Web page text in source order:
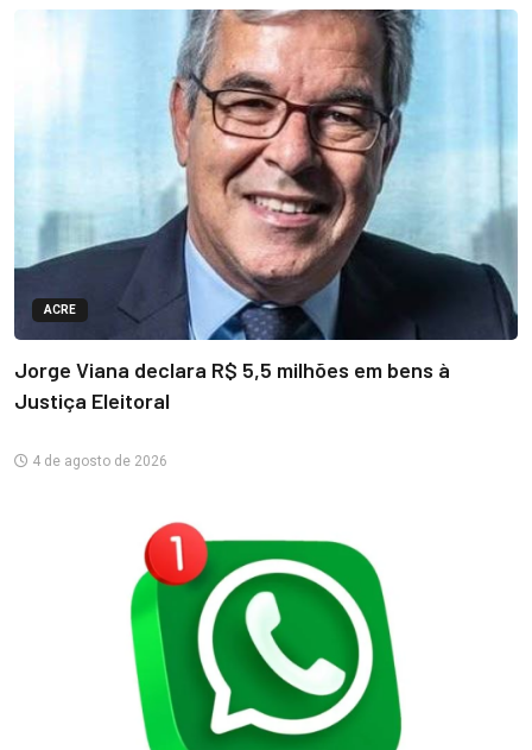
ACRE
Jorge Viana declara R$ 5,5 milhões em bens à
Justiça Eleitoral
4 de agosto de 2026